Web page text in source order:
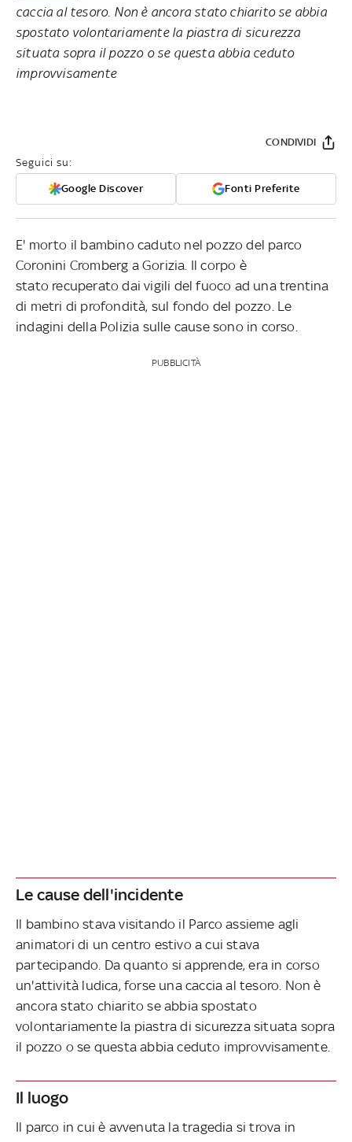
caccia al tesoro. Non è ancora stato chiarito se abbia
spostato volontariamente la piastra di sicurezza
situata sopra il pozzo o se questa abbia ceduto
improvvisamente
Seguici su:
Google Discover Fonti Preferite
CONDIVIDI
E' morto il bambino caduto nel pozzo del parco
Coronini Cromberg a Gorizia. Il corpo è
stato recuperato dai vigili del fuoco ad una trentina
di metri di profondità, sul fondo del pozzo. Le
indagini della Polizia sulle cause sono in corso.
PUBBLICITÀ
Le cause dell'incidente
Il bambino stava visitando il Parco assieme agli
animatori di un centro estivo a cui stava
partecipando. Da quanto si apprende, era in corso
un'attività ludica, forse una caccia al tesoro. Non è
ancora stato chiarito se abbia spostato
volontariamente la piastra di sicurezza situata sopra
il pozzo o se questa abbia ceduto improvvisamente.
Il luogo
Il parco in cui è avvenuta la tragedia si trova in